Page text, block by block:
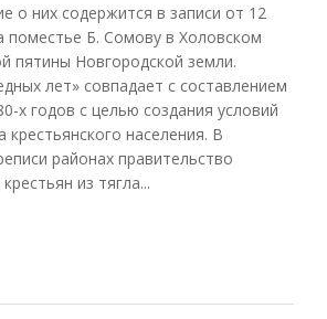
о них содержится в записи от 12
поместье Б. Сомову в Холовском
пятины Новгородской земли.
лет» совпадает с составлением
х годов с целью создания условий
крестьянского населения. В
районах правительство
из тягла...